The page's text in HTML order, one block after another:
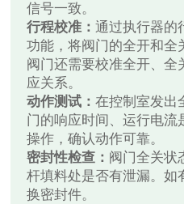
信号一致。
行程校准：通过执行器的
功能，将阀门的全开和全
阀门还需要校准全开、全
应关系。
动作测试：在控制室发出
门的响应时间、运行电流
操作，确认动作可靠。
密封性检查： 阀门全关状
杆填料处是否有泄漏。如
换密封件。